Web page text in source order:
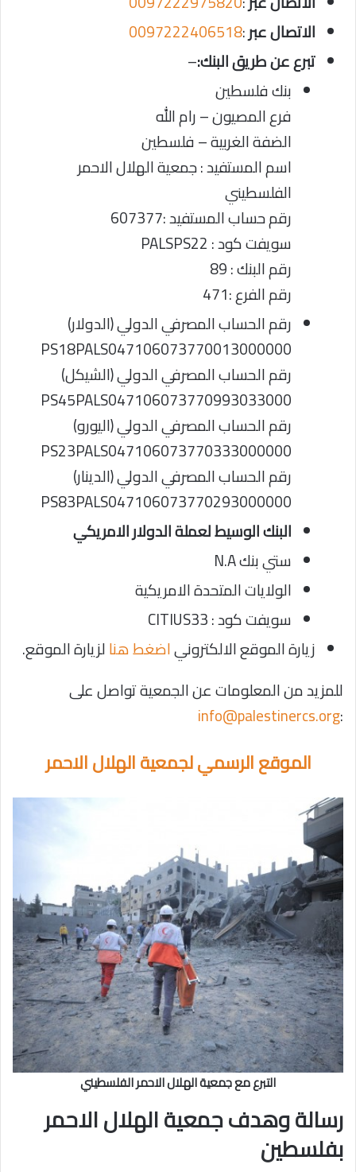
الاتصال عبر:
0097222406518
تبرع عن طريق البنك:–
بنك فلسطين
فرع المصيون – رام الله
الضفة الغربية – فلسطين
اسم المستفيد : جمعية الهلال الاحمر
الفلسطيني
رقم حساب المستفيد :607377
سويفت كود : PALSPS22
رقم البنك : 89
رقم الفرع :471
رقم الحساب المصرفي الدولي (الدولار)
PS18PALS047106073770013000000
رقم الحساب المصرفي الدولي (الشيكل)
PS45PALS047106073770993033000
رقم الحساب المصرفي الدولي (اليورو)
PS23PALS047106073770333000000
رقم الحساب المصرفي الدولي (الدينار)
PS83PALS047106073770293000000
البنك الوسيط لعملة الدولار الامريكي
ستي بنك N.A
الولايات المتحدة الامريكية
سويفت كود : CITIUS33
زيارة الموقع الالكترونياضغط هنالزيارة الموقع.
للمزيد من المعلومات عن الجمعية تواصل على
:
info@palestinercs.org
الموقع الرسمي لجمعية الهلال الاحمر
التبرع مع جمعية الهلال الاحمر الفلسطيني
رسالة وهدف جمعية الهلال الاحمر
بفلسطين